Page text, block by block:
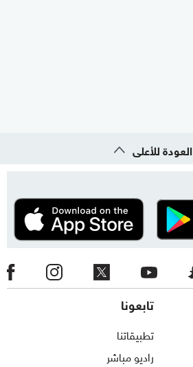
العودة للأعلى
تابعونا
تطبيقاتنا
راديو مباشر